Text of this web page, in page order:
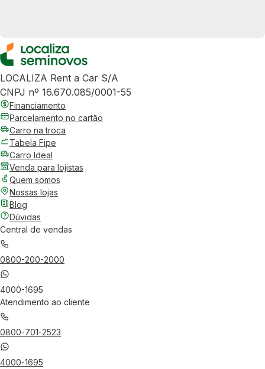
LOCALIZA Rent a Car S/A
CNPJ nº 16.670.085/0001-55
Financiamento
Parcelamento no cartão
Carro na troca
Tabela Fipe
Carro Ideal
Venda para lojistas
Quem somos
Nossas lojas
Blog
Dúvidas
Central de vendas
0800-200-2000
4000-1695
Atendimento ao cliente
0800-701-2523
4000-1695